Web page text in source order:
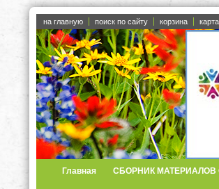
на главную поиск по сайту корзина
Главная СБОРНИК МАТЕРИАЛОВ